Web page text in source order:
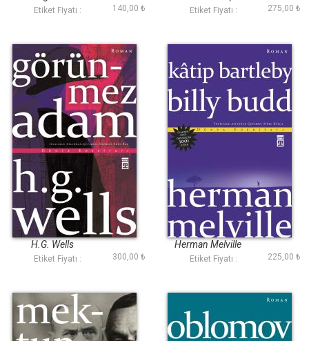
Etiket Fiyatı : 140,00 ₺ Etiket Fiyatı : 275,00 ₺
Görünmez Adam
H.G. Wells
Etiket Fiyatı : 300,00 ₺
Katip Bartleby Billy
Budd
Herman Melville
Etiket Fiyatı : 225,00 ₺